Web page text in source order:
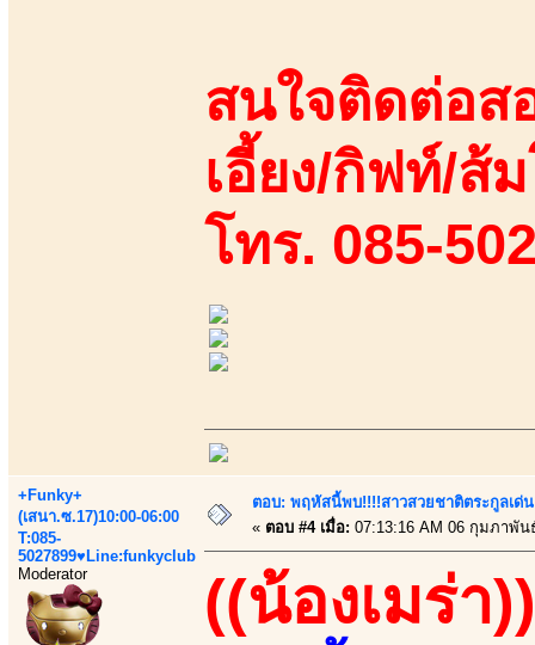
สนใจติดต่อส
เอี้ยง/กิฟท์/ส้
โทร. 085-
+Funky+
(เสนา.ซ.17)10:00-06:00
T:085-
5027899♥Line:funkyclub
Moderator
ตอบ: พฤหัสนี้พบ!!!!สาวสวยชาติตระกูลเด่
« ตอบ #4 เมื่อ: 07:13:16 AM 06 กุมภาพัน
((น้องเมร่า))